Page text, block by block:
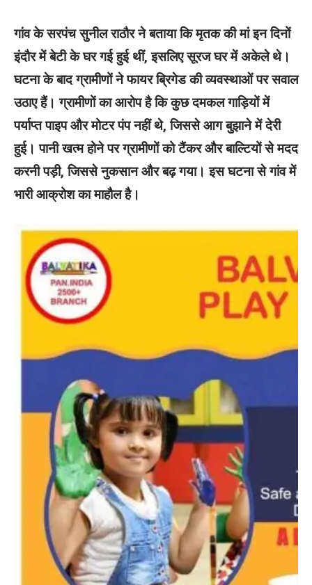
गांव के सरपंच सुनील राठौर ने बताया कि मृतक की मां इन दिनों
इंदौर में बेटी के घर गई हुई थीं, इसलिए सूरज घर में अकेले थे।
घटना के बाद ग्रामीणों ने फायर ब्रिगेड की व्यवस्थाओं पर सवाल
उठाए हैं। ग्रामीणों का आरोप है कि कुछ दमकल गाड़ियों में
पर्याप्त पाइप और मोटर पंप नहीं थे, जिससे आग बुझाने में देरी
हुई। पानी खत्म होने पर ग्रामीणों को टैंकर और बाल्टियों से मदद
करनी पड़ी, जिससे नुकसान और बढ़ गया। इस घटना से गांव में
भारी आक्रोश का माहौल है।